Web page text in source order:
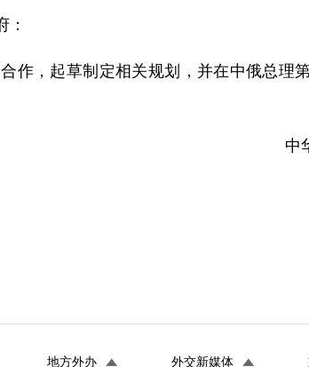
作，起草制定相关规划，并在中俄总理
中
地方外办 外交新媒体